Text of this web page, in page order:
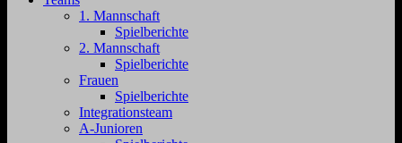
1. Mannschaft
Spielberichte
2. Mannschaft
Spielberichte
Frauen
Spielberichte
Integrationsteam
A-Junioren